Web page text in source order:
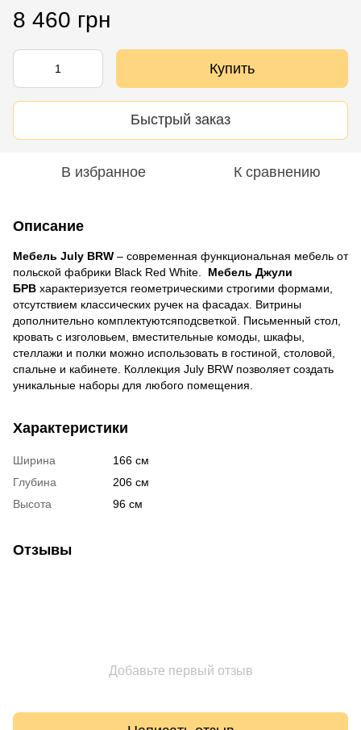
8 460 грн
Купить
Быстрый заказ
В избранное К сравнению
Описание
Мебель July BRW – современная функциональная мебель от
польской фабрики Black Red White. Мебель Джули
БРВ характеризуется геометрическими строгими формами,
отсутствием классических ручек на фасадах. Витрины
дополнительно комплектуютсяподсветкой. Письменный стол,
кровать с изголовьем, вместительные комоды, шкафы,
стеллажи и полки можно использовать в гостиной, столовой,
спальне и кабинете. Коллекция July BRW позволяет создать
уникальные наборы для любого помещения.
Характеристики
Ширина
166 см
Глубина
206 см
Высота
96 см
Отзывы
Добавьте первый отзыв